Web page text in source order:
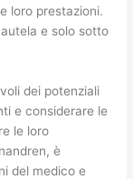
loro prestazioni.
e solo sotto
dei potenziali
e considerare le
le loro
è
del medico e